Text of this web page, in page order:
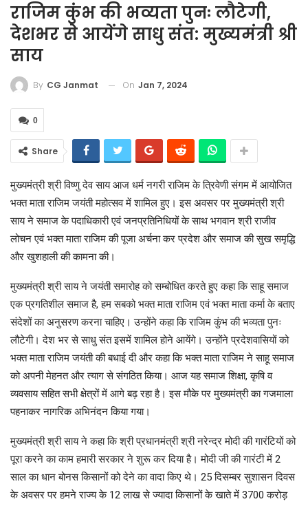
राजिम कुंभ की भव्यता पुनः लौटेगी,
देशभर से आयेंगे साधु संत: मुख्यमंत्री श्री
साय
By CG Janmat On Jan 7, 2024
0
Share
मुख्यमंत्री श्री विष्णु देव साय आज धर्म नगरी राजिम के त्रिवेणी संगम में आयोजित
भक्त माता राजिम जयंती महोत्सव में शामिल हुए। इस अवसर पर मुख्यमंत्री श्री
साय ने समाज के पदाधिकारी एवं जनप्रतिनिधियों के साथ भगवान श्री राजीव
लोचन एवं भक्त माता राजिम की पूजा अर्चना कर प्रदेश और समाज की सुख समृद्धि
और खुशहाली की कामना की।
मुख्यमंत्री श्री साय ने जयंती समारोह को सम्बोधित करते हुए कहा कि साहू समाज
एक प्रगतिशील समाज है, हम सबको भक्त माता राजिम एवं भक्त माता कर्मा के बताए
संदेशों का अनुसरण करना चाहिए। उन्होंने कहा कि राजिम कुंभ की भव्यता पुनः
लौटेगी। देश भर से साधु संत इसमें शामिल होने आयेंगे। उन्होंने प्रदेशवासियों को
भक्त माता राजिम जयंती की बधाई दी और कहा कि भक्त माता राजिम ने साहू समाज
को अपनी मेहनत और त्याग से संगठित किया। आज यह समाज शिक्षा, कृषि व
व्यवसाय सहित सभी क्षेत्रों में आगे बढ़ रहा है। इस मौके पर मुख्यमंत्री का गजमाला
पहनाकर नागरिक अभिनंदन किया गया।
मुख्यमंत्री श्री साय ने कहा कि श्री प्रधानमंत्री श्री नरेन्द्र मोदी की गारंटियों को
पूरा करने का काम हमारी सरकार ने शुरू कर दिया है। मोदी जी की गारंटी में 2
साल का धान बोनस किसानों को देने का वादा किए थे। 25 दिसम्बर सुशासन दिवस
के अवसर पर हमने राज्य के 12 लाख से ज्यादा किसानों के खाते में 3700 करोड़